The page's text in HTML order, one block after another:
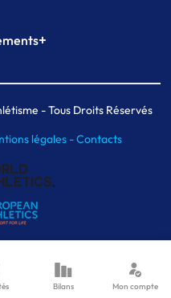
+
indoor
de Paris- Tous Droits Réservés
légales -Contacts
Bilans Mon compte